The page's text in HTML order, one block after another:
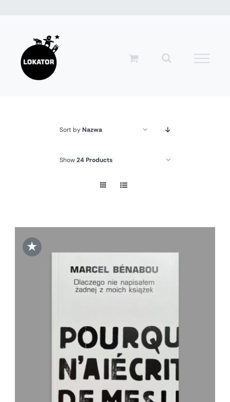
zawartości
Sort byNazwa
Show24 Products
★
DODAJ DO KOSZYKA SZCZEGÓŁY